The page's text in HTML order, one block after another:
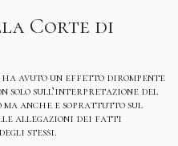
Corte di
avuto un effetto dirompente
solo sull’interpretazione del
anche e soprattutto sul
allegazioni dei fatti
stessi.